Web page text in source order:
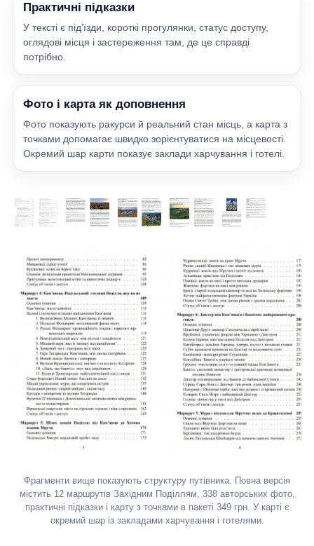
Практичні підказки
У тексті є під’їзди, короткі прогулянки, статус доступу,
оглядові місця і застереження там, де це справді
потрібно.
Фото і карта як доповнення
Фото показують ракурси й реальний стан місць, а карта з
точками допомагає швидко зорієнтуватися на місцевості.
Окремий шар карти показує заклади харчування і готелі.
Фрагменти вище показують структуру путівника. Повна версія
містить 12 маршрутів Західним Поділлям, 338 авторських фото,
практичні підказки і карту з точками в пакеті 349 грн. У карті є
окремий шар із закладами харчування і готелями.